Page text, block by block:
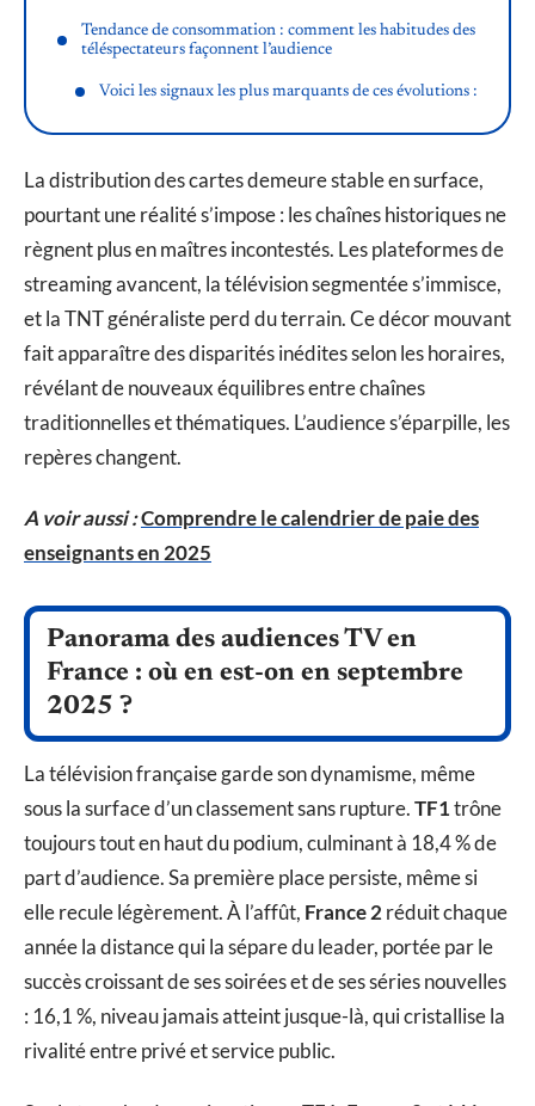
Tendance de consommation : comment les habitudes des
téléspectateurs façonnent l’audience
Voici les signaux les plus marquants de ces évolutions :
La distribution des cartes demeure stable en surface,
pourtant une réalité s’impose : les chaînes historiques ne
règnent plus en maîtres incontestés. Les plateformes de
streaming avancent, la télévision segmentée s’immisce,
et la TNT généraliste perd du terrain. Ce décor mouvant
fait apparaître des disparités inédites selon les horaires,
révélant de nouveaux équilibres entre chaînes
traditionnelles et thématiques. L’audience s’éparpille, les
repères changent.
A voir aussi :Comprendre le calendrier de paie des
enseignants en 2025
Panorama des audiences TV en
France : où en est-on en septembre
2025 ?
La télévision française garde son dynamisme, même
sous la surface d’un classement sans rupture.TF1trône
toujours tout en haut du podium, culminant à 18,4 % de
part d’audience. Sa première place persiste, même si
elle recule légèrement. À l’affût, France 2réduit chaque
année la distance qui la sépare du leader, portée par le
succès croissant de ses soirées et de ses séries nouvelles
: 16,1 %, niveau jamais atteint jusque-là, qui cristallise la
rivalité entre privé et service public.